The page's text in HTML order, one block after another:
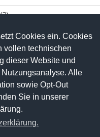
Cookies ein. Cookies
vollen technischen
dieser Website und
Alle
sowie Opt-Out
Sie in unserer